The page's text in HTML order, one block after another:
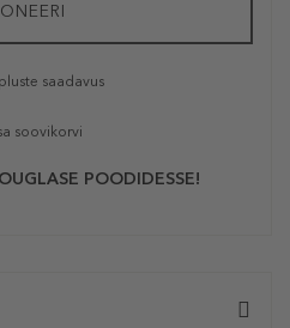
saadavus
soovikorvi
POODIDESSE!